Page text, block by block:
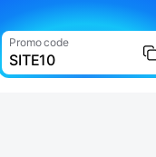
Promo code
SITE10